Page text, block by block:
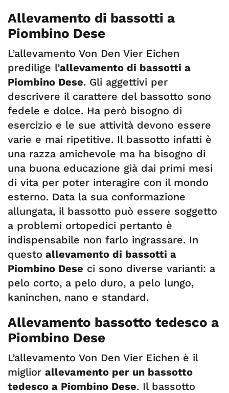
Allevamento di bassotti a
Piombino Dese
L’allevamento Von Den Vier Eichen
predilige l’allevamento di bassotti a
Piombino Dese. Gli aggettivi per
descrivere il carattere del bassotto sono
fedele e dolce. Ha però bisogno di
esercizio e le sue attività devono essere
varie e mai ripetitive. Il bassotto infatti è
una razza amichevole ma ha bisogno di
una buona educazione già dai primi mesi
di vita per poter interagire con il mondo
esterno. Data la sua conformazione
allungata, il bassotto può essere soggetto
a problemi ortopedici pertanto è
indispensabile non farlo ingrassare. In
questo allevamento di bassotti a
Piombino Dese ci sono diverse varianti: a
pelo corto, a pelo duro, a pelo lungo,
kaninchen, nano e standard.
Allevamento bassotto tedesco a
Piombino Dese
L’allevamento Von Den Vier Eichen è il
miglior allevamento per un bassotto
tedesco a Piombino Dese. Il bassotto